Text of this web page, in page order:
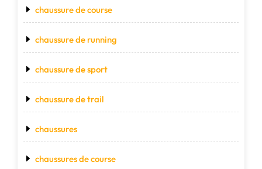
chaussure de course
chaussure de running
chaussure de sport
chaussure de trail
chaussures
chaussures de course